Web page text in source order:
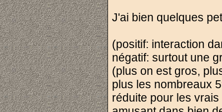
J'ai bien quelques
(positif: interaction
négatif: surtout une
(plus on est gros,
plus les nombreaux
réduite pour les